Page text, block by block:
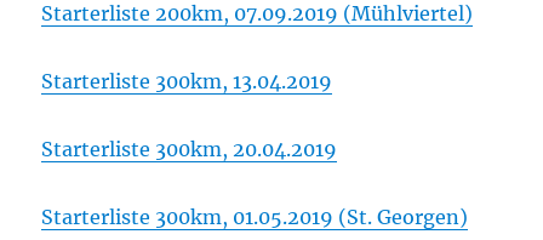
Starterliste 200km, 07.09.2019 (Mühlviertel)
Starterliste 300km, 13.04.2019
Starterliste 300km, 20.04.2019
Starterliste 300km, 01.05.2019 (St. Georgen)